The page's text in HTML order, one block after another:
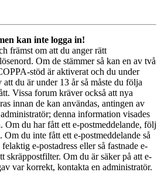
kan inte logga in!
främst om att du anger rätt
Om de stämmer så kan en av två
stöd är aktiverat och du under
att du är under 13 år så måste du följa
Vissa forum kräver också att nya
innan de kan användas, antingen av
denna information visades
Om du har fått ett e-postmeddelande, följ
du inte fått ett e-postmeddelande så
e-postadress eller så fastnade e-
skräppostfilter. Om du är säker på att e-
var korrekt, kontakta en administratör.